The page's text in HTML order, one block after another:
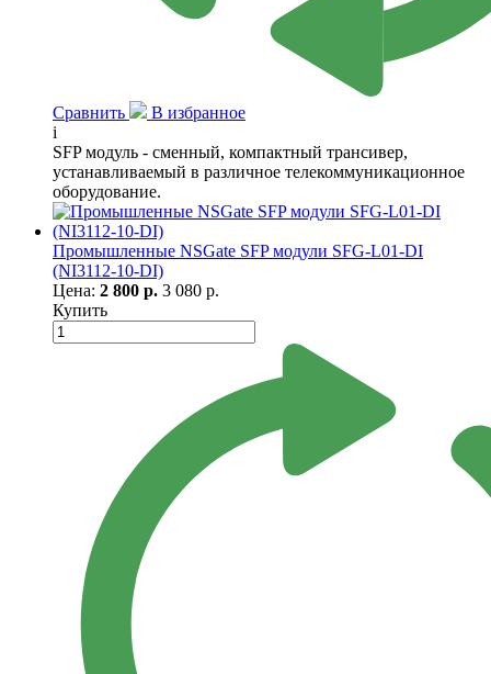
Сравнить
В избранное
i
SFP модуль - сменный, компактный трансивер,
устанавливаемый в различное телекоммуникационное
оборудование.
Промышленные NSGate SFP модули SFG-L01-DI
(NI3112-10-DI)
Цена: 2 800 р. 3 080 р.
Купить